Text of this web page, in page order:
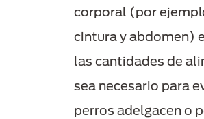
corporal (por
cintura y abdomen)
las cantidades de
sea necesario para
perros adelgacen o